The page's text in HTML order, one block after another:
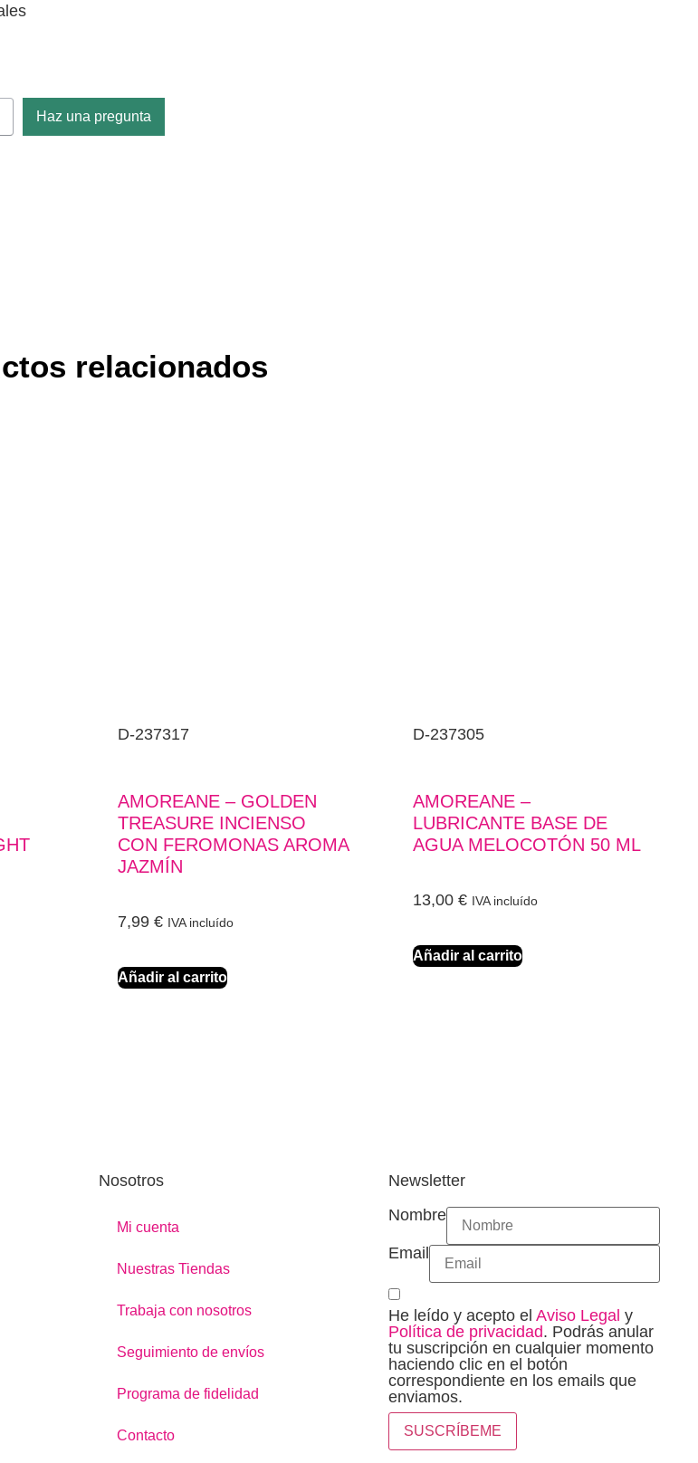
Haz una pregunta
relacionados
D-237317
AMOREANE – GOLDEN
TREASURE INCIENSO
CON FEROMONAS AROMA
JAZMÍN
7,99€ IVA incluído
Añadir al carrito
D-237305
AMOREANE –
LUBRICANTE BASE DE
AGUA MELOCOTÓN 50 ML
13,00€ IVA incluído
Añadir al carrito
Nosotros
Mi cuenta
Nuestras Tiendas
Trabaja con nosotros
Seguimiento de envíos
Programa de fidelidad
Contacto
Newsletter
Nombre
Email
He leído y acepto el Aviso Legal y
Política de privacidad. Podrás anular
tu suscripción en cualquier momento
haciendo clic en el botón
correspondiente en los emails que
enviamos.
SUSCRÍBEME